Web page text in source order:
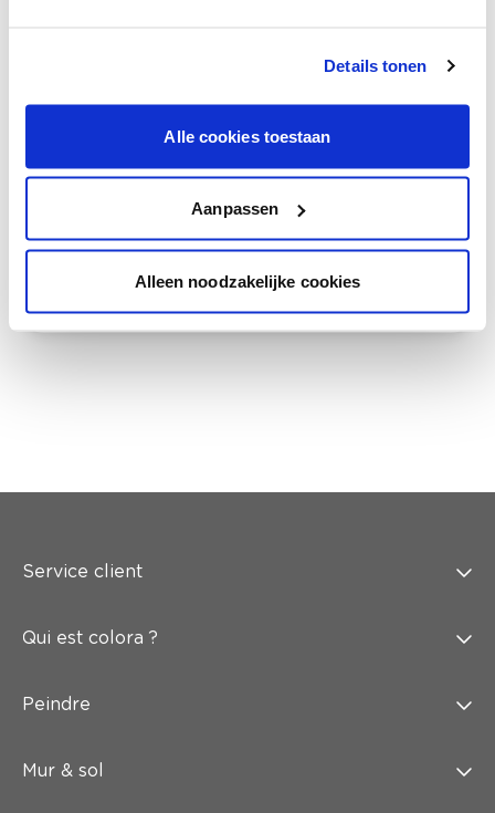
Details tonen
Alle cookies toestaan
Aanpassen
Alleen noodzakelijke cookies
Faites le tour de vos pièces avec l'expert
Obtenez un conseil couleur en fonction de
l'éclairage et de votre mobilier.
Service client
Qui est colora ?
Peindre
Mur & sol